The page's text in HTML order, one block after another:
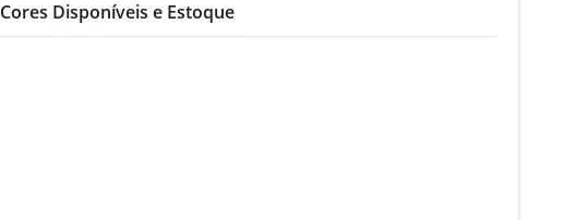
Cores Disponíveis e Estoque